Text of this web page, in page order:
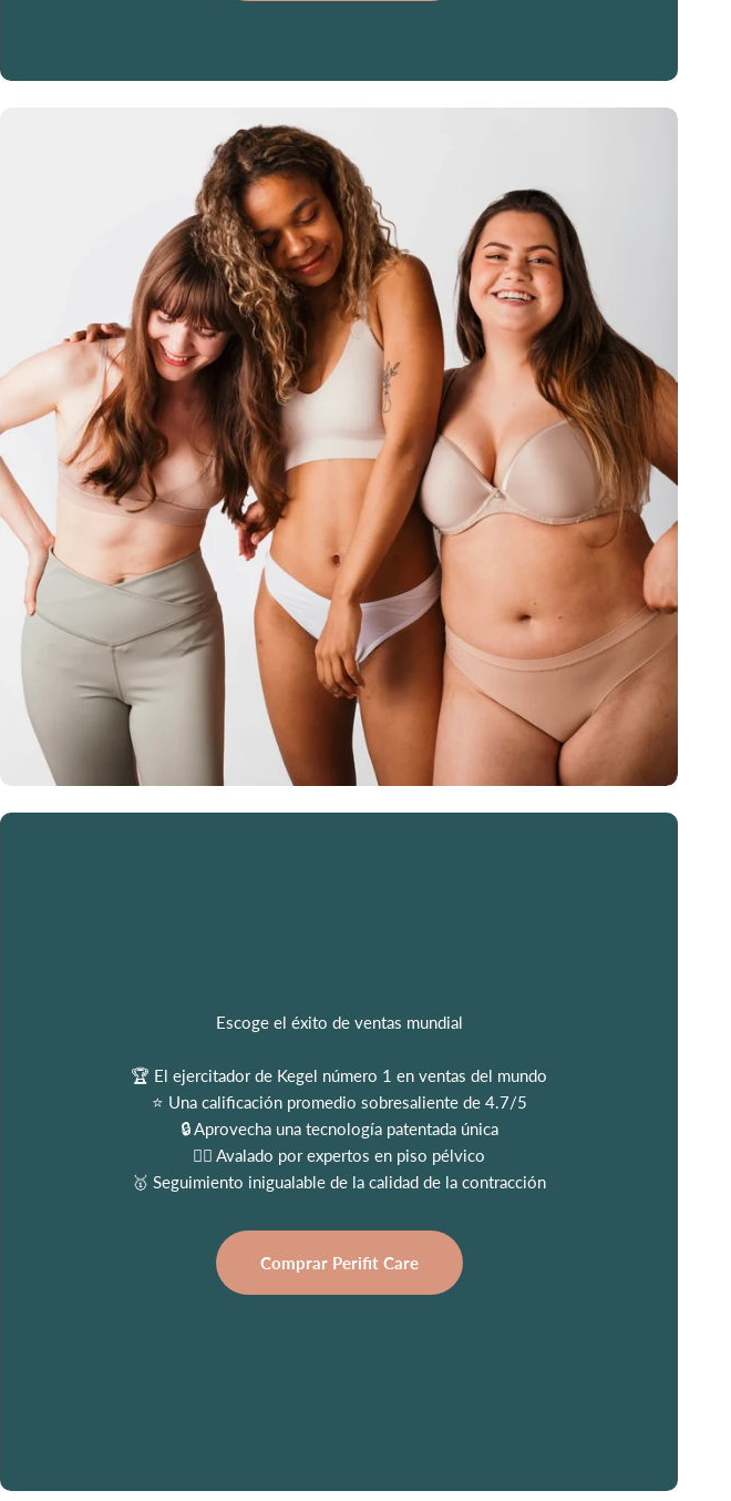
Escoge el éxito de ventas mundial
🏆 El ejercitador de Kegel número 1 en ventas del mundo
⭐️ Una calificación promedio sobresaliente de 4.7/5
🔒 Aprovecha una tecnología patentada única
👩‍⚕️ Avalado por expertos en piso pélvico
🥇 Seguimiento inigualable de la calidad de la contracción
Comprar Perifit Care